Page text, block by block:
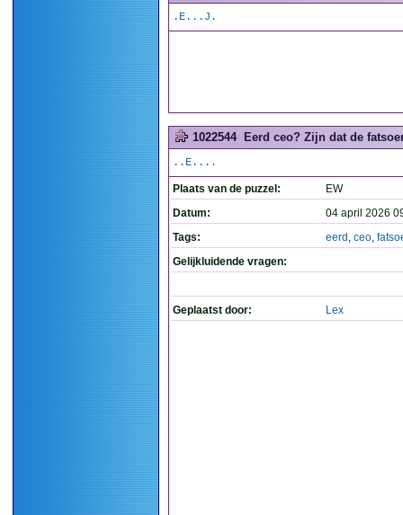
.E...J.
1022544 Eerd ceo? Zijn dat de
..E....
Plaats van de puzzel:
EW
Datum:
04 april 2026
Tags:
eerd , ceo,
Gelijkluidende vragen:
Geplaatst door: Lex